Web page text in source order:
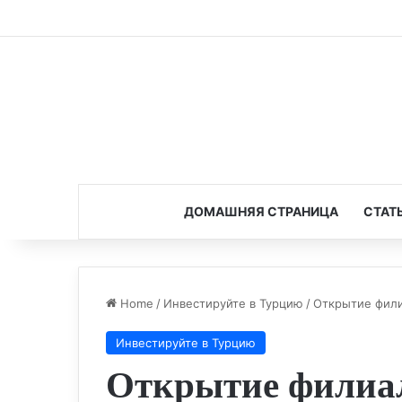
ДОМАШНЯЯ СТРАНИЦА
Home / Инвестируйте в Турцию /Открытие
Инвестируйте в Турцию
Открытие